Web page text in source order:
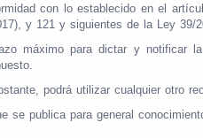
con lo establecido en el
y 121 y siguientes de la Ley 39/
máximo para dictar y notificar
podrá utilizar cualquier otro
se publica para general